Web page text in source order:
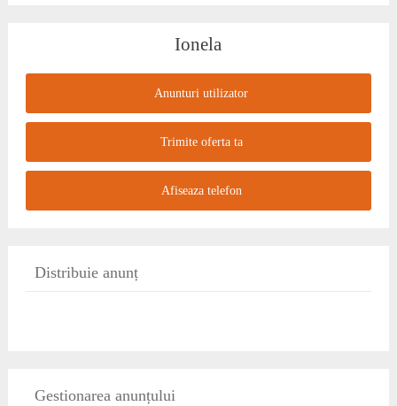
Ionela
Anunturi utilizator
Trimite oferta ta
Afiseaza telefon
Distribuie anunț
Gestionarea anunțului